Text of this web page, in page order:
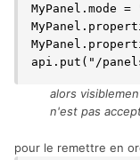
MyPanel.mode =
api.put("/
alors
n'est pas
pour le remettre en